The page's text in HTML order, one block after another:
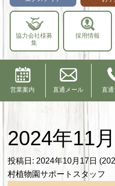
協力会社様募
集
採用情報
営業案内 直通メール 直
2024年11
投稿日: 2024年10月17日
村植物園サポートスタッフ